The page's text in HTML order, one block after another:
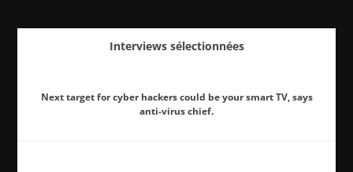
Interviews sélectionnées
Next target for cyber hackers could be your smart TV, says
anti-virus chief.